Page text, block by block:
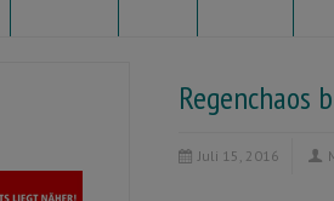
Regenchaos
Juli 15, 2016